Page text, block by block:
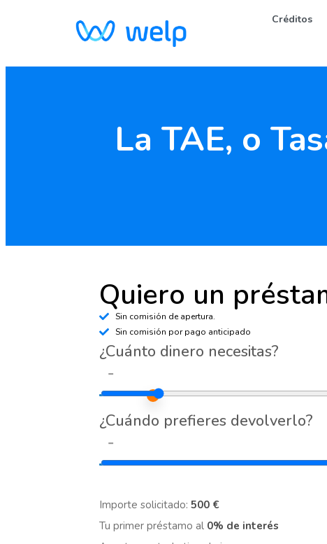
Créditos
La TAE, o
Quiero un
Sin comisión de apertura.
Sin comisión por pago anticipado
¿Cuánto dinero necesitas?
-
¿Cuándo prefieres devolverlo?
-
Importe solicitado: 500 €
Tu primer préstamo al 0% de interés